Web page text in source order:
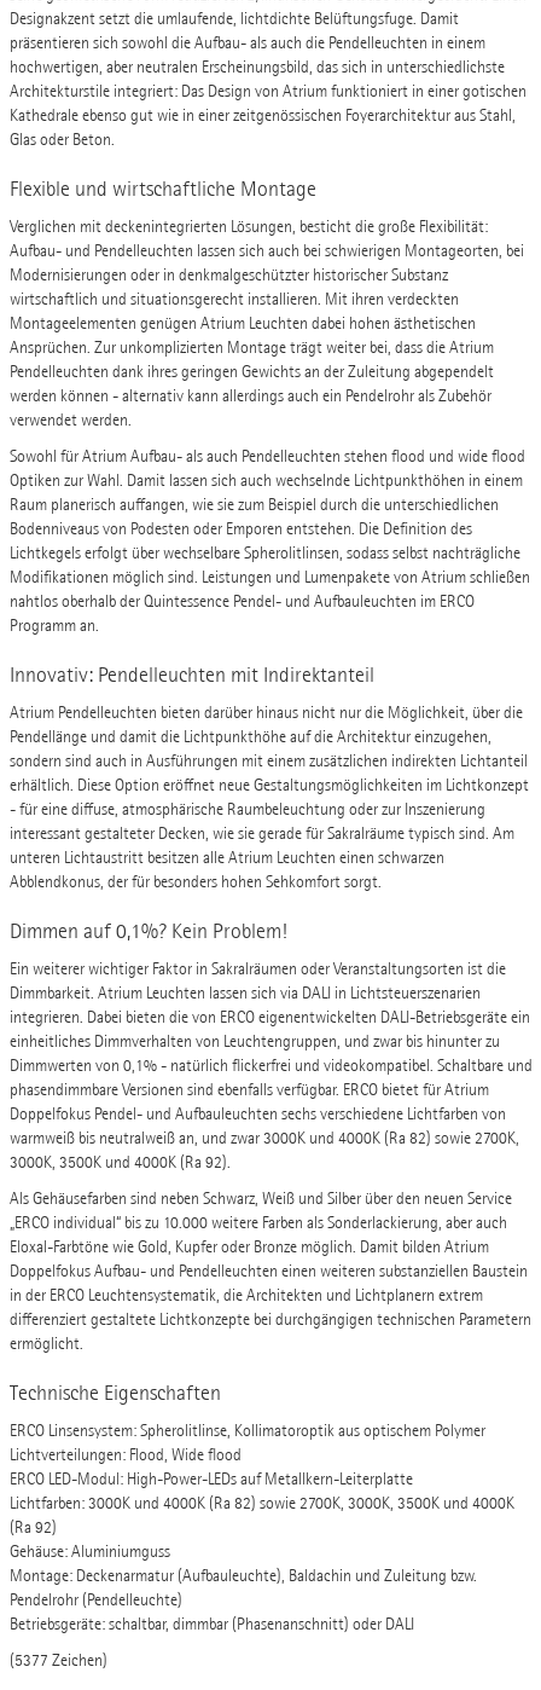
Designakzent setzt die umlaufende, lichtdichte Belüftungsfuge. Damit
präsentieren sich sowohl die Aufbau- als auch die Pendelleuchten in einem
hochwertigen, aber neutralen Erscheinungsbild, das sich in unterschiedlichste
Architekturstile integriert: Das Design von Atrium funktioniert in einer gotischen
Kathedrale ebenso gut wie in einer zeitgenössischen Foyerarchitektur aus Stahl,
Glas oder Beton.
Flexible und wirtschaftliche Montage
Verglichen mit deckenintegrierten Lösungen, besticht die große Flexibilität:
Aufbau- und Pendelleuchten lassen sich auch bei schwierigen Montageorten, bei
Modernisierungen oder in denkmalgeschützter historischer Substanz
wirtschaftlich und situationsgerecht installieren. Mit ihren verdeckten
Montageelementen genügen Atrium Leuchten dabei hohen ästhetischen
Ansprüchen. Zur unkomplizierten Montage trägt weiter bei, dass die Atrium
Pendelleuchten dank ihres geringen Gewichts an der Zuleitung abgependelt
werden können - alternativ kann allerdings auch ein Pendelrohr als Zubehör
verwendet werden.
Sowohl für Atrium Aufbau- als auch Pendelleuchten stehen flood und wide flood
Optiken zur Wahl. Damit lassen sich auch wechselnde Lichtpunkthöhen in einem
Raum planerisch auffangen, wie sie zum Beispiel durch die unterschiedlichen
Bodenniveaus von Podesten oder Emporen entstehen. Die Definition des
Lichtkegels erfolgt über wechselbare Spherolitlinsen, sodass selbst nachträgliche
Modifikationen möglich sind. Leistungen und Lumenpakete von Atrium schließen
nahtlos oberhalb der Quintessence Pendel- und Aufbauleuchten im ERCO
Programm an.
Innovativ: Pendelleuchten mit Indirektanteil
Atrium Pendelleuchten bieten darüber hinaus nicht nur die Möglichkeit, über die
Pendellänge und damit die Lichtpunkthöhe auf die Architektur einzugehen,
sondern sind auch in Ausführungen mit einem zusätzlichen indirekten Lichtanteil
erhältlich. Diese Option eröffnet neue Gestaltungsmöglichkeiten im Lichtkonzept
- für eine diffuse, atmosphärische Raumbeleuchtung oder zur Inszenierung
interessant gestalteter Decken, wie sie gerade für Sakralräume typisch sind. Am
unteren Lichtaustritt besitzen alle Atrium Leuchten einen schwarzen
Abblendkonus, der für besonders hohen Sehkomfort sorgt.
Dimmen auf 0,1%? Kein Problem!
Ein weiterer wichtiger Faktor in Sakralräumen oder Veranstaltungsorten ist die
Dimmbarkeit. Atrium Leuchten lassen sich via DALI in Lichtsteuerszenarien
integrieren. Dabei bieten die von ERCO eigenentwickelten DALI-Betriebsgeräte ein
einheitliches Dimmverhalten von Leuchtengruppen, und zwar bis hinunter zu
Dimmwerten von 0,1% - natürlich flickerfrei und videokompatibel. Schaltbare und
phasendimmbare Versionen sind ebenfalls verfügbar. ERCO bietet für Atrium
Doppelfokus Pendel- und Aufbauleuchten sechs verschiedene Lichtfarben von
warmweiß bis neutralweiß an, und zwar 3000K und 4000K (Ra 82) sowie 2700K,
3000K, 3500K und 4000K (Ra 92).
Als Gehäusefarben sind neben Schwarz, Weiß und Silber über den neuen Service
„ERCO individual“ bis zu 10.000 weitere Farben als Sonderlackierung, aber auch
Eloxal-Farbtöne wie Gold, Kupfer oder Bronze möglich. Damit bilden Atrium
Doppelfokus Aufbau- und Pendelleuchten einen weiteren substanziellen Baustein
in der ERCO Leuchtensystematik, die Architekten und Lichtplanern extrem
differenziert gestaltete Lichtkonzepte bei durchgängigen technischen Parametern
ermöglicht.
Technische Eigenschaften
ERCO Linsensystem: Spherolitlinse, Kollimatoroptik aus optischem Polymer
Lichtverteilungen: Flood, Wide flood
ERCO LED-Modul: High-Power-LEDs auf Metallkern-Leiterplatte
Lichtfarben: 3000K und 4000K (Ra 82) sowie 2700K, 3000K, 3500K und 4000K
(Ra 92)
Gehäuse: Aluminiumguss
Montage: Deckenarmatur (Aufbauleuchte), Baldachin und Zuleitung bzw.
Pendelrohr (Pendelleuchte)
Betriebsgeräte: schaltbar, dimmbar (Phasenanschnitt) oder DALI
(5377 Zeichen)